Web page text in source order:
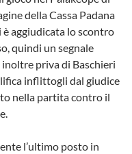
della Cassa Padana
è aggiudicata lo scontro
quindi un segnale
inoltre priva di Baschieri
inflittogli dal giudice
nella partita contro il
l’ultimo posto in